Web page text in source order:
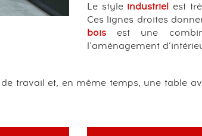
Le style industriel est
Ces lignes droites
bois est une
l’aménagement
travail et, en même temps, une table